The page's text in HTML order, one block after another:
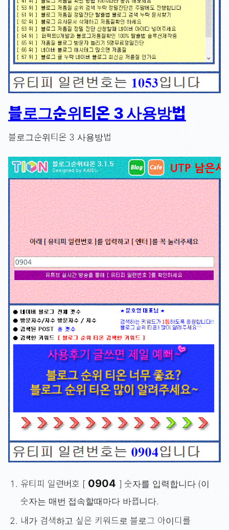
블로그순위티온 3 사용방법
블로그순위티온 3 사용방법
유티피 일련버호 [ 0904 ] 숫자를 입력합니다 (이
숫자는 매번 접속할때마다 바뀝니다.
내가 검색하고 싶은 키워드로 블로그 아이디를